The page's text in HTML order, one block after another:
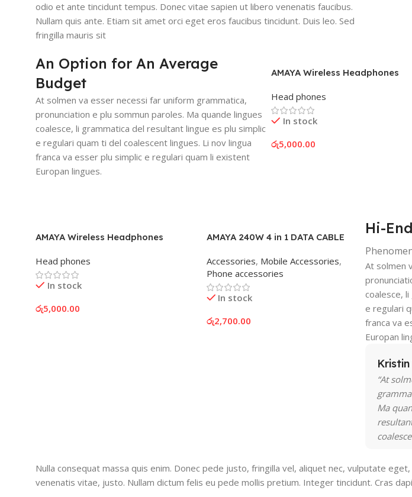
odio et ante tincidunt tempus. Donec vitae sapien ut libero venenatis faucibus.
Nullam quis ante. Etiam sit amet orci eget eros faucibus tincidunt. Duis leo. Sed
fringilla mauris sit
An Option for An Average
Budget
At solmen va esser necessi far uniform grammatica,
pronunciation e plu sommun paroles. Ma quande lingues
coalesce, li grammatica del resultant lingue es plu simplic
e regulari quam ti del coalescent lingues. Li nov lingua
franca va esser plu simplic e regulari quam li existent
Europan lingues.
AMAYA Wireless Headphones
Head phones
In stock
රු5,000.00
AMAYA Wireless Headphones
Head phones
In stock
රු5,000.00
AMAYA 240W 4 in 1 DATA CABLE
Accessories, Mobile Accessories,
Phone accessories
In stock
රු2,700.00
Hi-
At solmen
coalesce,
e regulari
franca va
Europan
“At
Ma
Nulla consequat massa quis enim. Donec pede justo, fringilla vel, aliquet nec, vulputate
venenatis vitae, justo. Nullam dictum felis eu pede mollis pretium. Integer tincidunt. Cras